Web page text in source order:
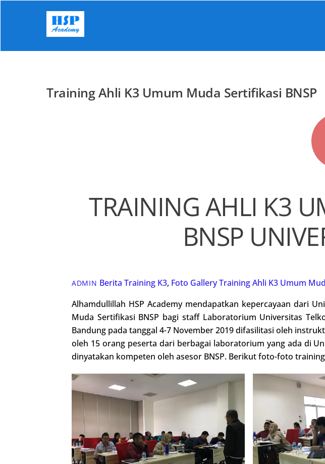
Training Ahli K3 Umum Muda Sertifikasi BNSP
TRAINING AHLI K3
BNSP
ADMIN Berita Training K3, Foto GalleryTraining Ahli K3 Umum
Alhamdullillah HSP Academy mendapatkan kepercayaan dari
Muda Sertifikasi BNSP bagi staff Laboratorium Universitas
Bandung pada tanggal 4-7 November 2019 difasilitasi oleh
oleh 15 orang peserta dari berbagai laboratorium yang ada di
dinyatakan kompeten oleh asesor BNSP. Berikut foto-foto